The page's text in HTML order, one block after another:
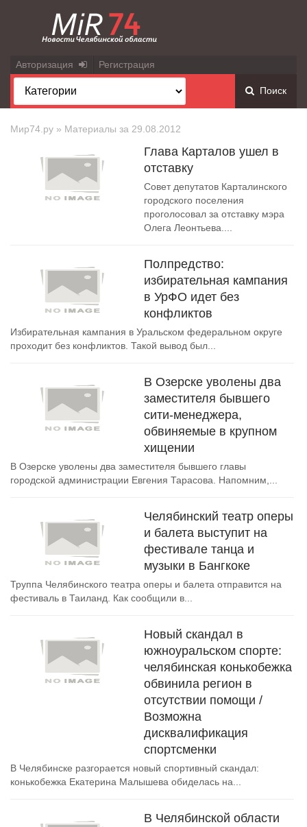
Авторизация Регистрация
Поиск
Мир74.ру » Материалы за 29.08.2012
Глава Карталов ушел в
отставку
Совет депутатов Карталинского
городского поселения
проголосовал за отставку мэра
Олега Леонтьева....
Полпредство:
избирательная кампания
в УрФО идет без
конфликтов
Избирательная кампания в Уральском федеральном округе
проходит без конфликтов. Такой вывод был...
В Озерске уволены два
заместителя бывшего
сити-менеджера,
обвиняемые в крупном
хищении
В Озерске уволены два заместителя бывшего главы
городской администрации Евгения Тарасова. Напомним,...
Челябинский театр оперы
и балета выступит на
фестивале танца и
музыки в Бангкоке
Труппа Челябинского театра оперы и балета отправится на
фестиваль в Таиланд. Как сообщили в...
Новый скандал в
южноуральском спорте:
челябинская конькобежка
обвинила регион в
отсутствии помощи /
Возможна
дисквалификация
спортсменки
В Челябинске разгорается новый спортивный скандал:
конькобежка Екатерина Малышева обиделась на...
В Челябинской области